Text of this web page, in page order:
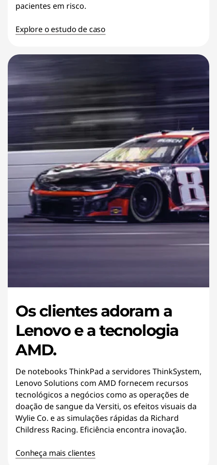
pacientes em risco.
Explore o estudo de caso
Os clientes adoram a
Lenovo e a tecnologia
AMD.
De notebooks ThinkPad a servidores ThinkSystem,
Lenovo Solutions com AMD fornecem recursos
tecnológicos a negócios como as operações de
doação de sangue da Versiti, os efeitos visuais da
Wylie Co. e as simulações rápidas da Richard
Childress Racing. Eficiência encontra inovação.
Conheça mais clientes